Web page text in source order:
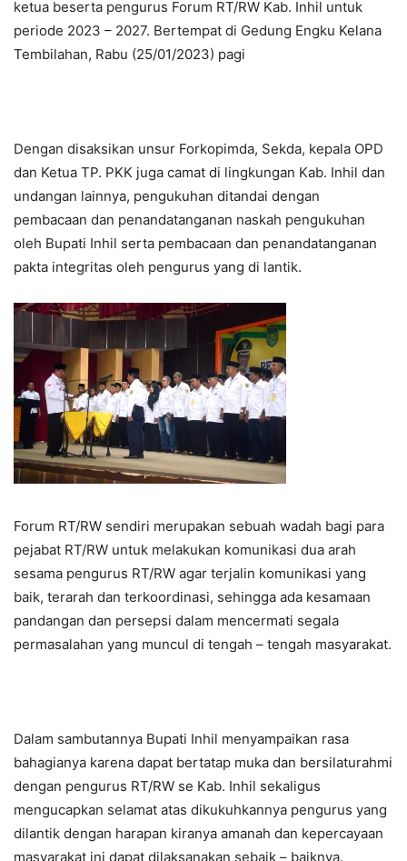
ketua beserta pengurus Forum RT/RW Kab. Inhil untuk
periode 2023 – 2027. Bertempat di Gedung Engku Kelana
Tembilahan, Rabu (25/01/2023) pagi
Dengan disaksikan unsur Forkopimda, Sekda, kepala OPD
dan Ketua TP. PKK juga camat di lingkungan Kab. Inhil dan
undangan lainnya, pengukuhan ditandai dengan
pembacaan dan penandatanganan naskah pengukuhan
oleh Bupati Inhil serta pembacaan dan penandatanganan
pakta integritas oleh pengurus yang di lantik.
Forum RT/RW sendiri merupakan sebuah wadah bagi para
pejabat RT/RW untuk melakukan komunikasi dua arah
sesama pengurus RT/RW agar terjalin komunikasi yang
baik, terarah dan terkoordinasi, sehingga ada kesamaan
pandangan dan persepsi dalam mencermati segala
permasalahan yang muncul di tengah – tengah masyarakat.
Dalam sambutannya Bupati Inhil menyampaikan rasa
bahagianya karena dapat bertatap muka dan bersilaturahmi
dengan pengurus RT/RW se Kab. Inhil sekaligus
mengucapkan selamat atas dikukuhkannya pengurus yang
dilantik dengan harapan kiranya amanah dan kepercayaan
masyarakat ini dapat dilaksanakan sebaik – baiknya.